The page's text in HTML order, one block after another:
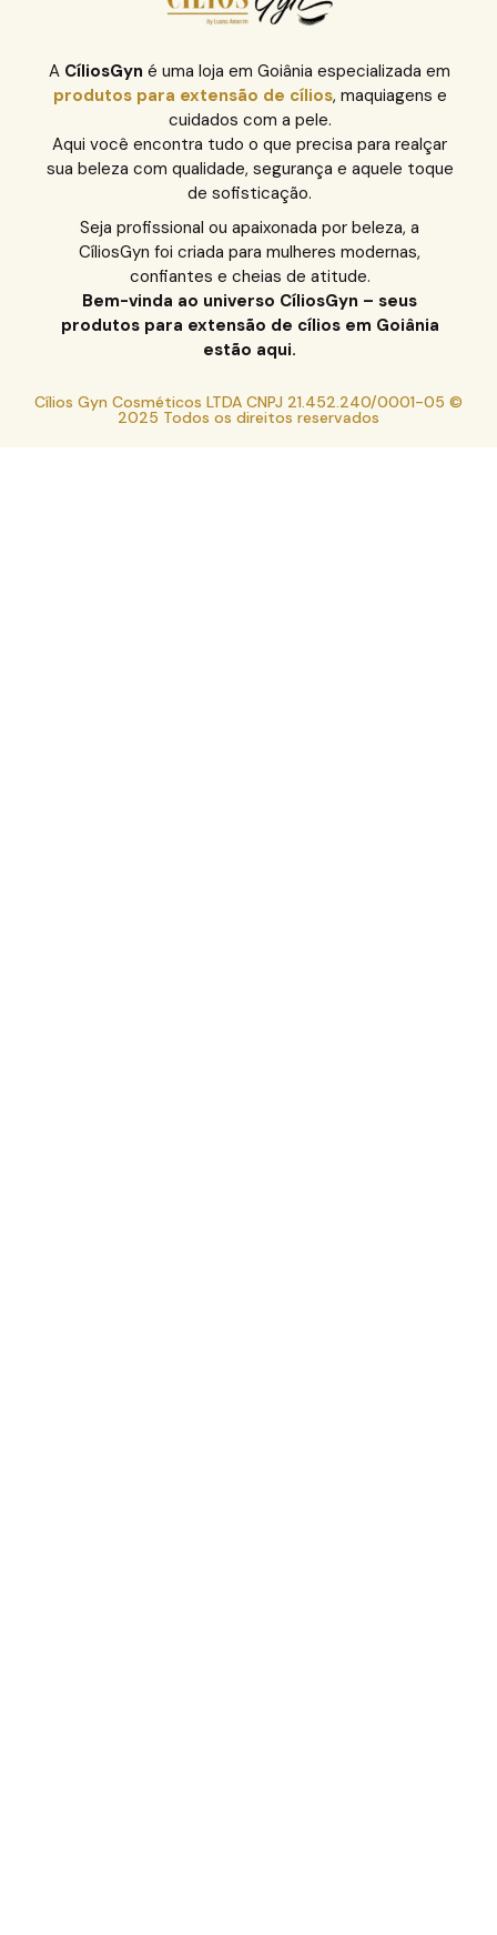
A CíliosGyn é uma loja em Goiânia especializada em
produtos para extensão de cílios, maquiagens e
cuidados com a pele.
Aqui você encontra tudo o que precisa para realçar
sua beleza com qualidade, segurança e aquele toque
de sofisticação.
Seja profissional ou apaixonada por beleza, a
CíliosGyn foi criada para mulheres modernas,
confiantes e cheias de atitude.
Bem-vinda ao universo CíliosGyn – seus
produtos para extensão de cílios em Goiânia
estão aqui.
Cílios Gyn Cosméticos LTDA CNPJ 21.452.240/0001-05 ©
2025 Todos os direitos reservados